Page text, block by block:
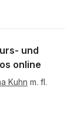
und
online
Kuhn m. fl.